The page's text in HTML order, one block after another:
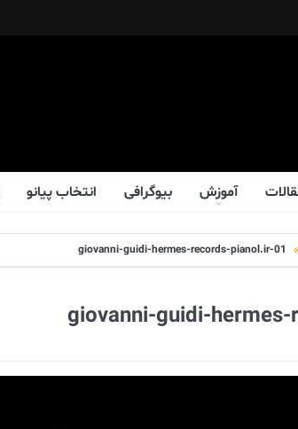
آموزش بیوگرافی انتخاب پیانو
giovanni-guidi-hermes-records-pianol.ir-01
giovanni-guidi-